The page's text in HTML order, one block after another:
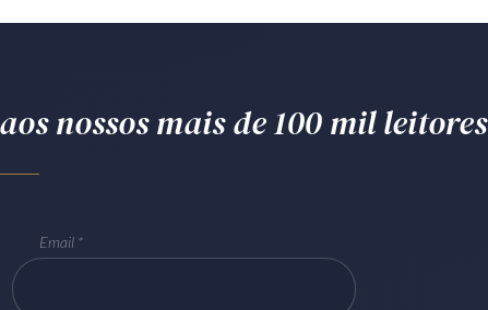
nossos mais de 100 mil leitores
Email